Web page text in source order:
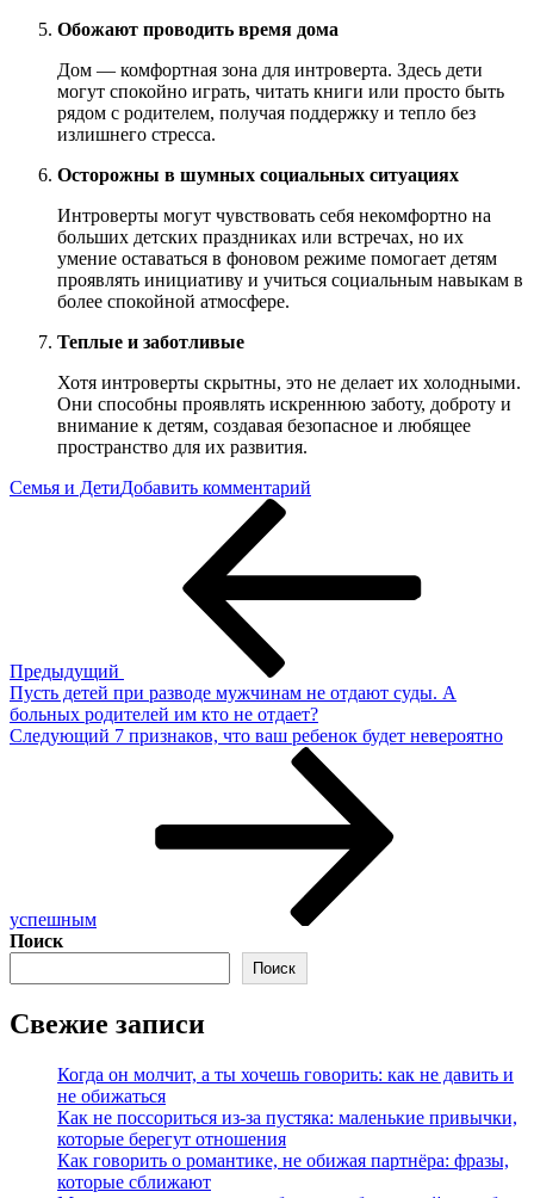
Обожают проводить время дома
Дом — комфортная зона для интроверта. Здесь дети
могут спокойно играть, читать книги или просто быть
рядом с родителем, получая поддержку и тепло без
излишнего стресса.
Осторожны в шумных социальных ситуациях
Интроверты могут чувствовать себя некомфортно на
больших детских праздниках или встречах, но их
умение оставаться в фоновом режиме помогает детям
проявлять инициативу и учиться социальным навыкам в
более спокойной атмосфере.
Теплые и заботливые
Хотя интроверты скрытны, это не делает их холодными.
Они способны проявлять искреннюю заботу, доброту и
внимание к детям, создавая безопасное и любящее
пространство для их развития.
Семья и ДетиДобавить комментарий
которым
Предыдущий
Пусть детей при разводе мужчинам не отдают суды. А
больных родителей им кто не отдает?
Следующая
Следующий 7 признаков, что ваш ребенок будет невероятно
успешным
Поиск
Поиск
Свежие записи
Когда он молчит, а ты хочешь говорить: как не давить и
не обижаться
Как не поссориться из‑за пустяка: маленькие привычки,
которые берегут отношения
Как говорить о романтике, не обижая партнёра: фразы,
которые сближают